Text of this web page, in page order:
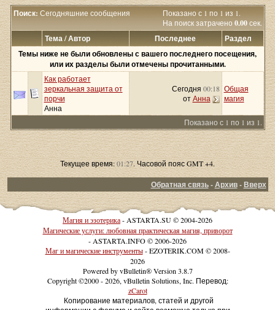
Показано с 1 по 1 из 1.
На поиск затрачено0.00сек.
Поиск: Сегодняшние сообщения
Тема / Автор Последнее
Раздел
Темы ниже не были обновлены с вашего последнего посещения,
или их разделы были отмечены прочитанными.
Как работает
зеркальная защита от
порчи
Анна
Сегодня 00:18
отАнна
Общая
магия
Показано с 1 по 1 из 1.
Текущее время:01:27. Часовой пояс GMT +4.
Обратная связь-Архив-Вверх
Магия и эзотерика- ASTARTA.SU © 2004-2026
Магические услуги: любовная практическая магия, приворот
- ASTARTA.INFO © 2006-2026
Маг и магические инструменты- EZOTERIK.COM © 2008-
2026
Powered by vBulletin® Version 3.8.7
Copyright ©2000 - 2026, vBulletin Solutions, Inc. Перевод:
zCarot
Копирование материалов, статей и другой